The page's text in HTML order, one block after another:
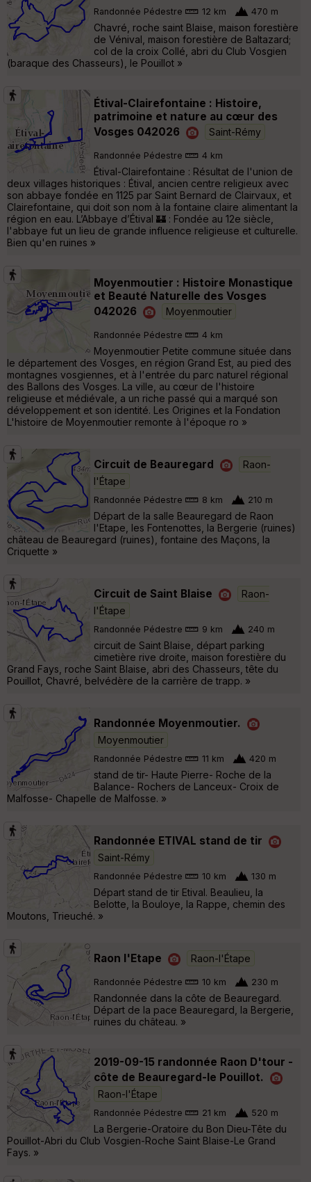
Randonnée Pédestre 12 km 470 m
Chavré, roche saint Blaise, maison forestière
de Vénival, maison forestière de Baltazard;
col de la croix Collé, abri du Club Vosgien
(baraque des Chasseurs), le Pouillot »
Étival-Clairefontaine : Histoire,
patrimoine et nature au cœur des
Vosges 042026
Saint-Rémy
Randonnée Pédestre 4 km
Étival-Clairefontaine : Résultat de l'union de
deux villages historiques : Étival, ancien centre religieux avec
son abbaye fondée en 1125 par Saint Bernard de Clairvaux, et
Clairefontaine, qui doit son nom à la fontaine claire alimentant la
région en eau. L’Abbaye d’Étival 🏰 : Fondée au 12e siècle,
l'abbaye fut un lieu de grande influence religieuse et culturelle.
Bien qu'en ruines »
Moyenmoutier : Histoire Monastique
et Beauté Naturelle des Vosges
042026
Moyenmoutier
Randonnée Pédestre 4 km
Moyenmoutier Petite commune située dans
le département des Vosges, en région Grand Est, au pied des
montagnes vosgiennes, et à l'entrée du parc naturel régional
des Ballons des Vosges. La ville, au cœur de l'histoire
religieuse et médiévale, a un riche passé qui a marqué son
développement et son identité. Les Origines et la Fondation
L'histoire de Moyenmoutier remonte à l'époque ro »
Circuit de Beauregard
Raon-
l'Étape
Randonnée Pédestre 8 km 210 m
Départ de la salle Beauregard de Raon
l'Etape, les Fontenottes, la Bergerie (ruines)
château de Beauregard (ruines), fontaine des Maçons, la
Criquette »
Circuit de Saint Blaise
Raon-
l'Étape
Randonnée Pédestre 9 km 240 m
circuit de Saint Blaise, départ parking
cimetière rive droite, maison forestière du
Grand Fays, roche Saint Blaise, abri des Chasseurs, tête du
Pouillot, Chavré, belvédère de la carrière de trapp. »
Randonnée Moyenmoutier.
Moyenmoutier
Randonnée Pédestre 11 km 420 m
stand de tir- Haute Pierre- Roche de la
Balance- Rochers de Lanceux- Croix de
Malfosse- Chapelle de Malfosse. »
Randonnée ETIVAL stand de tir
Saint-Rémy
Randonnée Pédestre 10 km 130 m
Départ stand de tir Etival. Beaulieu, la
Belotte, la Bouloye, la Rappe, chemin des
Moutons, Trieuché. »
Raon l'Etape Raon-l'Étape
Randonnée Pédestre 10 km 230 m
Randonnée dans la côte de Beauregard.
Départ de la pace Beauregard, la Bergerie,
ruines du château. »
2019-09-15 randonnée Raon D'tour -
côte de Beauregard-le Pouillot.
Raon-l'Étape
Randonnée Pédestre 21 km 520 m
La Bergerie-Oratoire du Bon Dieu-Tête du
Pouillot-Abri du Club Vosgien-Roche Saint Blaise-Le Grand
Fays. »